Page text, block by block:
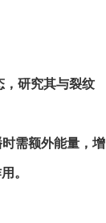
，研究其与裂纹
需额外能量，增
。